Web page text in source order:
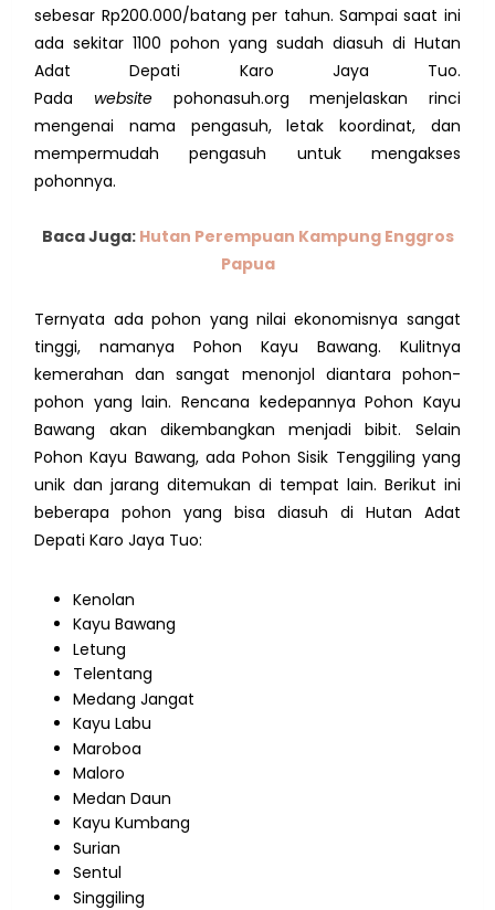
sebesar Rp200.000/batang per tahun. Sampai saat ini
ada sekitar 1100 pohon yang sudah diasuh di Hutan
Adat Depati Karo Jaya Tuo.
Pada websitepohonasuh.org menjelaskan rinci
mengenai nama pengasuh, letak koordinat, dan
mempermudah pengasuh untuk mengakses
pohonnya.
Baca Juga: Hutan Perempuan Kampung Enggros
Papua
Ternyata ada pohon yang nilai ekonomisnya sangat
tinggi, namanya Pohon Kayu Bawang. Kulitnya
kemerahan dan sangat menonjol diantara pohon-
pohon yang lain. Rencana kedepannya Pohon Kayu
Bawang akan dikembangkan menjadi bibit. Selain
Pohon Kayu Bawang, ada Pohon Sisik Tenggiling yang
unik dan jarang ditemukan di tempat lain. Berikut ini
beberapa pohon yang bisa diasuh di Hutan Adat
Depati Karo Jaya Tuo:
Kenolan
Kayu Bawang
Letung
Telentang
Medang Jangat
Kayu Labu
Maroboa
Maloro
Medan Daun
Kayu Kumbang
Surian
Sentul
Singgiling